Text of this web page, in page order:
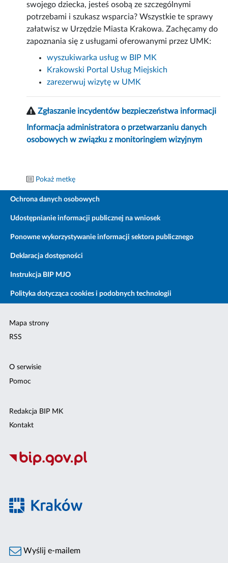
swojego dziecka, jesteś osobą ze szczególnymi
potrzebami i szukasz wsparcia? Wszystkie te sprawy
załatwisz w Urzędzie Miasta Krakowa. Zachęcamy do
zapoznania się z usługami oferowanymi przez UMK:
wyszukiwarka usług w BIP MK
Krakowski Portal Usług Miejskich
zarezerwuj wizytę w UMK
Zgłaszanie incydentów bezpieczeństwa informacji
Informacja administratora o przetwarzaniu danych
osobowych w związku z monitoringiem wizyjnym
Pokaż metkę
Ochrona danych osobowych
Udostępnianie informacji publicznej na wniosek
Ponowne wykorzystywanie informacji sektora publicznego
Deklaracja dostępności
Instrukcja BIP MJO
Polityka dotycząca cookies i podobnych technologii
Mapa strony
RSS
O serwisie
Pomoc
Redakcja BIP MK
Kontakt
Wyślij e-mailem